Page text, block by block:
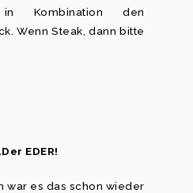
in Kombination den
Wenn Steak, dann bitte
EDER!
war es das schon wieder